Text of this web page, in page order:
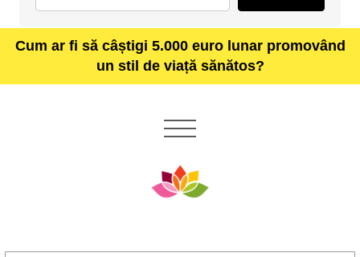
Cum ar fi să câștigi 5.000 euro lunar promovând
un stil de viață sănătos?